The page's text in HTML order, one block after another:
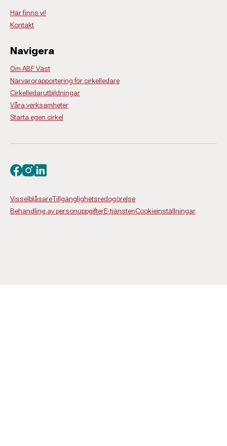
Här finns vi!
Kontakt
Navigera
Om ABF Väst
Närvarorapportering för cirkelledare
Cirkelledarutbildningar
Våra verksamheter
Starta egen cirkel
VisselblåsareTillgänglighetsredogörelse
Behandling av personuppgifterE-tjänstenCookieinställningar
Besök oss på facebook
Besök oss på instagram
Besök oss på linkedin